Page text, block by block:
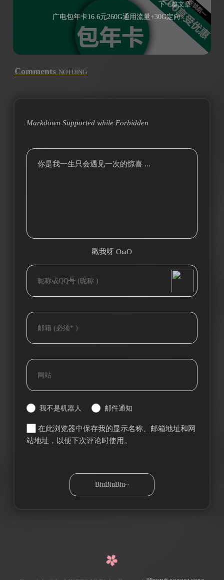
下一篇文章
广电包年卡16.6元260G通用流量+30G定向流量+200分钟通话
Comments NOTHING
Markdown Supported while Forbidden
你是我一生只会遇见一次的惊喜 ...
戳我呀 OωO
Tieba
我不是机器人 邮件通知
在此浏览器中保存我的显示名称、邮箱地址和网
站地址，以便下次评论时使用。